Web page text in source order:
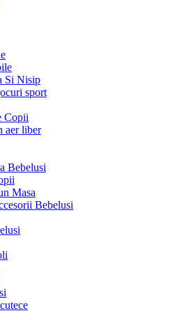
Si Nisip
sport
Copii
aer liber
Bebelusi
Masa
Bebelusi